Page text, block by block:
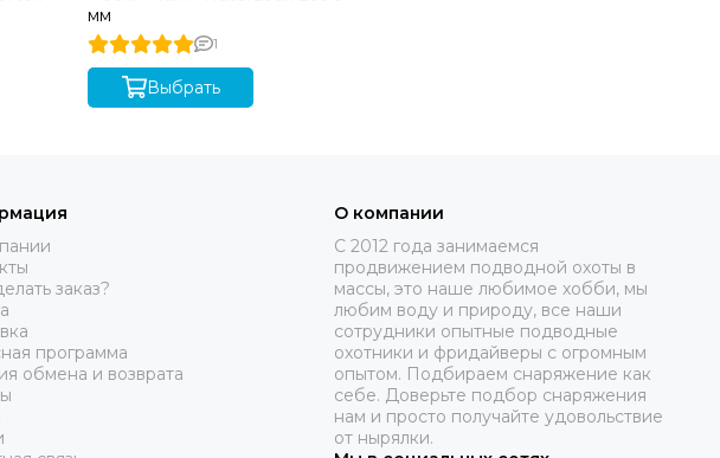
мм
1
Выбрать
заказ?
программа
обмена и возврата
О компании
C 2012 года занимаемся
продвижением подводной охоты в
массы, это наше любимое хобби, мы
любим воду и природу, все наши
сотрудники опытные подводные
охотники и фридайверы с огромным
опытом. Подбираем снаряжение как
себе. Доверьте подбор снаряжения
нам и просто получайте удовольствие
от нырялки.